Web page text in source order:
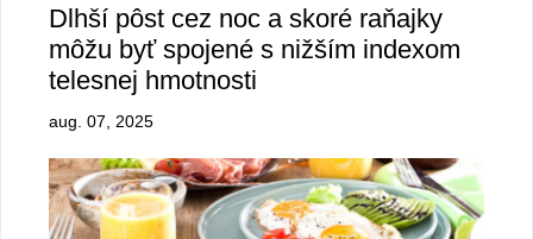
Dlhší pôst cez noc a skoré raňajky
môžu byť spojené s nižším indexom
telesnej hmotnosti
aug. 07, 2025